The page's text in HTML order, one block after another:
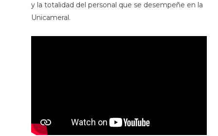
y la totalidad del personal que se desempeñe en la
Unicameral.